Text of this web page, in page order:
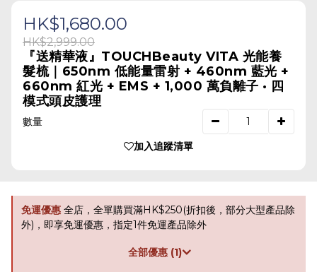
HK$1,680.00
HK$2,999.00
『送精華液』TOUCHBeauty VITA 光能養
髮梳｜650nm 低能量雷射 + 460nm 藍光 +
660nm 紅光 + EMS + 1,000 萬負離子 · 四
模式頭皮護理
數量
加入追蹤清單
免運優惠 全店，全單購買滿HK$250(折扣後，部分大型產品除
外)，即享免運優惠，指定1件免運產品除外
全部優惠 (1)